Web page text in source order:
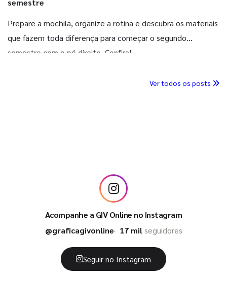
semestre
Prepare a mochila, organize a rotina e descubra os materiais
que fazem toda diferença para começar o segundo
semestre com o pé direito. Confira!
Ver todos os posts
Acompanhe a GIV Online no Instagram
@graficagivonline
17 milseguidores
Seguir no Instagram